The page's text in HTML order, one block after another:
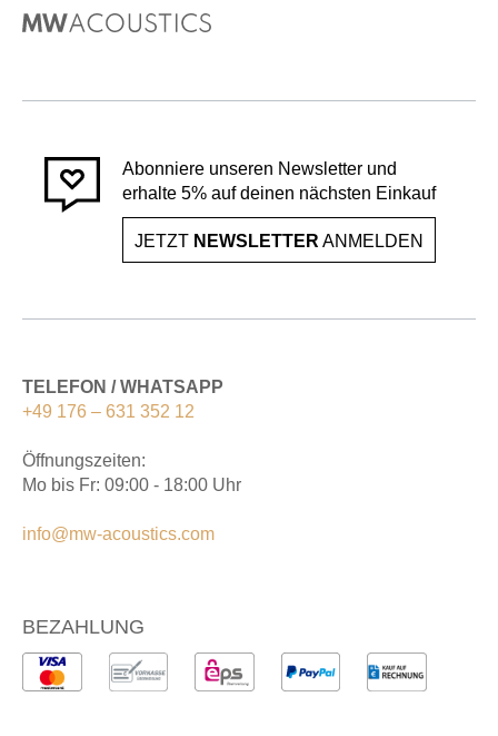
Abonniere unseren Newsletter und
erhalte 5% auf deinen nächsten Einkauf
JETZT NEWSLETTER ANMELDEN
TELEFON / WHATSAPP
+49 176 – 631 352 12
Öffnungszeiten:
Mo bis Fr: 09:00 - 18:00 Uhr
info@mw-acoustics.com
BEZAHLUNG